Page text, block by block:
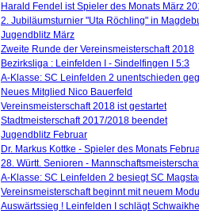
Harald Fendel ist Spieler des Monats März
2. Jubiläumsturnier "Uta Röchling" in
Jugendblitz März
Zweite Runde der Vereinsmeisterschaft 2018
Bezirksliga : Leinfelden I - Sindelfingen I 5:3
A-Klasse: SC Leinfelden 2 unentschieden
Neues Mitglied Nico Bauerfeld
Vereinsmeisterschaft 2018 ist gestartet
Stadtmeisterschaft 2017/2018 beendet
Jugendblitz Februar
Dr. Markus Kottke - Spieler des Monats
28. Württ. Senioren -
A-Klasse: SC Leinfelden 2 besiegt SC
Vereinsmeisterschaft beginnt mit neuem
Auswärtssieg ! Leinfelden I schlägt